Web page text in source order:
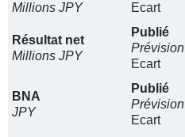
Millions JPY
Ecart
Résultat net
Millions JPY
Publié
Prévision
Ecart
BNA
JPY
Publié
Prévision
Ecart